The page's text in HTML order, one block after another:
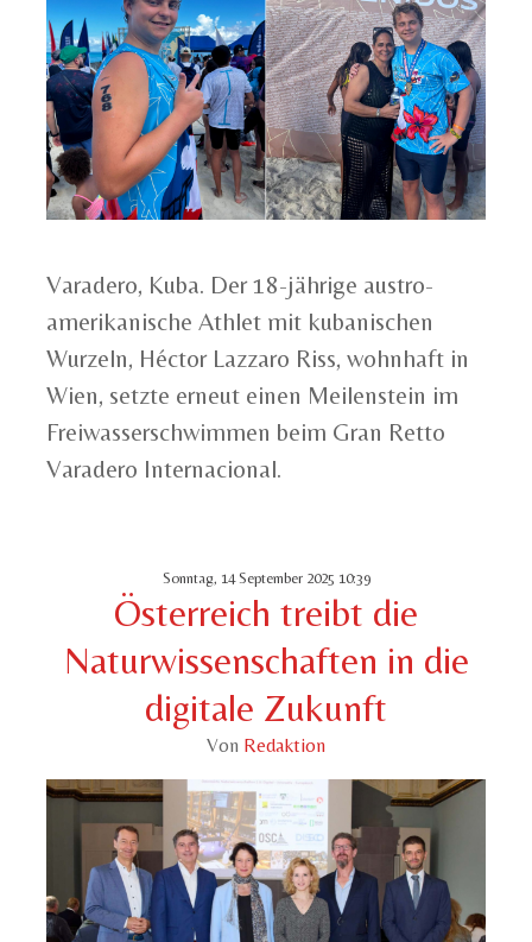
Varadero, Kuba. Der 18-jährige austro-
amerikanische Athlet mit kubanischen
Wurzeln, Héctor Lazzaro Riss, wohnhaft in
Wien, setzte erneut einen Meilenstein im
Freiwasserschwimmen beim Gran Retto
Varadero Internacional.
Sonntag, 14 September 2025 10:39
Österreich treibt die
Naturwissenschaften in die
digitale Zukunft
Von Redaktion